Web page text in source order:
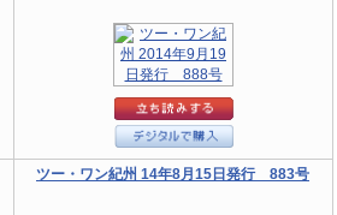
ツー・ワン紀州 14年8月15日発行 883号